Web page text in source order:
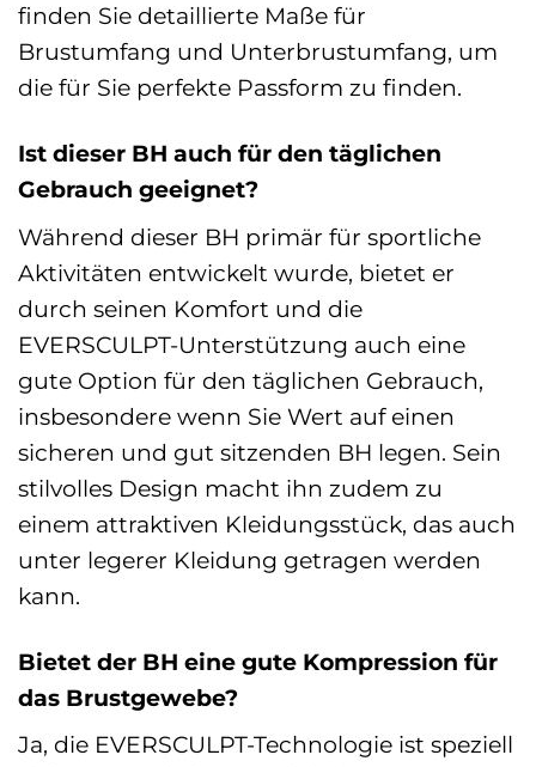
finden Sie detaillierte Maße für
Brustumfang und Unterbrustumfang, um
die für Sie perfekte Passform zu finden.
Ist dieser BH auch für den täglichen
Gebrauch geeignet?
Während dieser BH primär für sportliche
Aktivitäten entwickelt wurde, bietet er
durch seinen Komfort und die
EVERSCULPT-Unterstützung auch eine
gute Option für den täglichen Gebrauch,
insbesondere wenn Sie Wert auf einen
sicheren und gut sitzenden BH legen. Sein
stilvolles Design macht ihn zudem zu
einem attraktiven Kleidungsstück, das auch
unter legerer Kleidung getragen werden
kann.
Bietet der BH eine gute Kompression für
das Brustgewebe?
Ja, die EVERSCULPT-Technologie ist speziell